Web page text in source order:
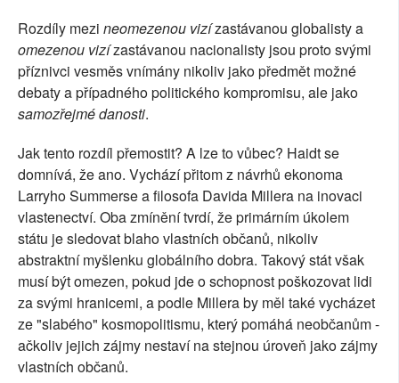
Rozdíly mezi neomezenou vizízastávanou globalisty a
omezenou vizízastávanou nacionalisty jsou proto svými
příznivci vesměs vnímány nikoliv jako předmět možné
debaty a případného politického kompromisu, ale jako
samozřejmé danosti.
Jak tento rozdíl přemostit? A lze to vůbec? Haidt se
domnívá, že ano. Vychází přitom z návrhů ekonoma
Larryho Summerse a filosofa Davida Millera na inovaci
vlastenectví. Oba zmínění tvrdí, že primárním úkolem
státu je sledovat blaho vlastních občanů, nikoliv
abstraktní myšlenku globálního dobra. Takový stát však
musí být omezen, pokud jde o schopnost poškozovat lidi
za svými hranicemi, a podle Millera by měl také vycházet
ze "slabého" kosmopolitismu, který pomáhá neobčanům -
ačkoliv jejich zájmy nestaví na stejnou úroveň jako zájmy
vlastních občanů.